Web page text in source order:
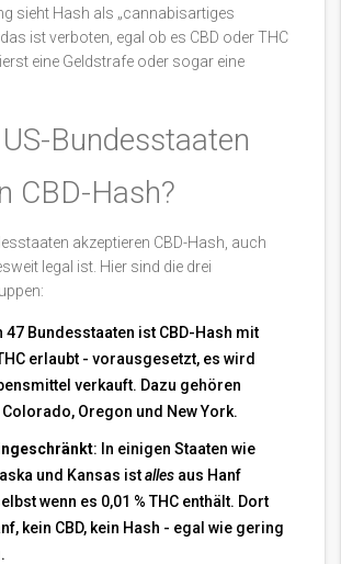
sieht Hash als „cannabisartiges
ist verboten, egal ob es CBD oder THC
eine Geldstrafe oder sogar eine
Bundesstaaten
CBD-Hash?
akzeptieren CBD-Hash, auch
legal ist. Hier sind die drei
47 Bundesstaaten ist CBD-Hash mit
erlaubt - vorausgesetzt, es wird
verkauft. Dazu gehören
Oregon und New York.
: In einigen Staaten wie
und Kansas istalles aus Hanf
wenn es 0,01 % THC enthält. Dort
kein CBD, kein Hash - egal wie gering